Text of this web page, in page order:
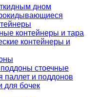
дном
контейнеры и тара
контейнеры и
стоечные
паллет и поддонов
для бочек